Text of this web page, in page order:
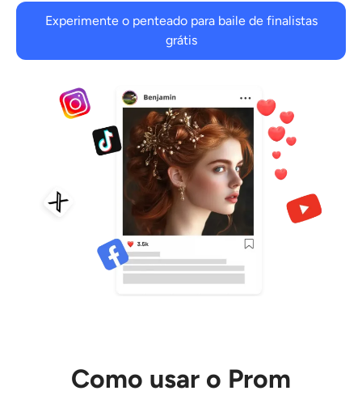
Experimente o penteado para baile de finalistas
grátis
Como usar o Prom